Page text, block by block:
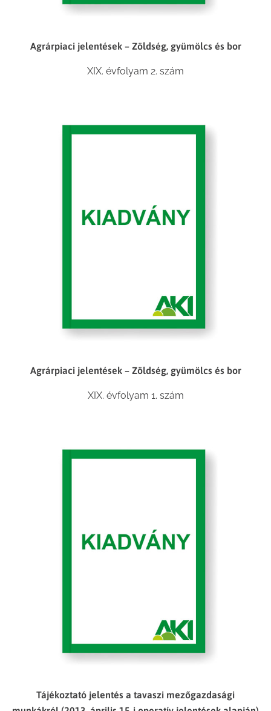
Agrárpiaci jelentések – Zöldség, gyümölcs és bor
XIX. évfolyam 2. szám
Agrárpiaci jelentések – Zöldség, gyümölcs és bor
XIX. évfolyam 1. szám
Tájékoztató jelentés a tavaszi mezőgazdasági